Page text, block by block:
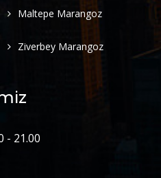
Maltepe Marangoz
Ziverbey Marangoz
- 21.00